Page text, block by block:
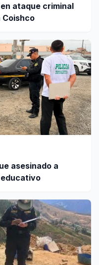
ataque criminal
Coishco
asesinado a